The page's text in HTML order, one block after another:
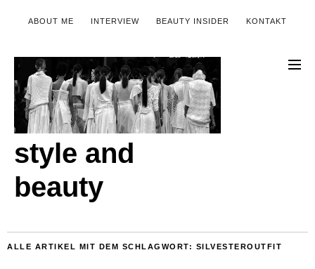
ABOUT ME INTERVIEW BEAUTY INSIDER KONTAKT
style and
beauty
ALLE ARTIKEL MIT DEM SCHLAGWORT: SILVESTEROUTFIT